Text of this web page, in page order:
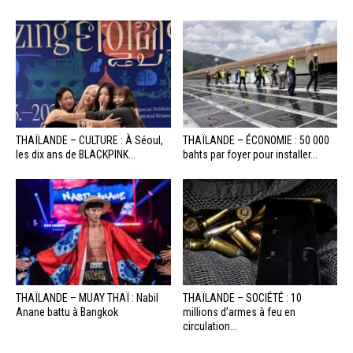
THAÏLANDE – CULTURE : À Séoul,
les dix ans de BLACKPINK...
THAÏLANDE – ÉCONOMIE : 50 000
bahts par foyer pour installer...
THAÏLANDE – MUAY THAÏ : Nabil
Anane battu à Bangkok
THAÏLANDE – SOCIÉTÉ : 10
millions d’armes à feu en
circulation...